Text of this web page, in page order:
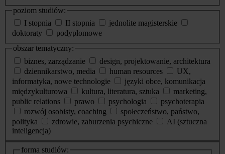
poziom studiów:
I stopnia
II stopnia
jednolite magisterskie
doktoraty
podyplomowe
obszar tematyczny:
biznes, zarządzanie
design, projektowanie, architektura
dziennikarstwo, media
human resources
UX,
informatyka, nowe technologie
języki obce, komunikacja
międzykulturowa
kultura, literatura, sztuka
marketing,
public relations
prawo psychologia
psychoterapia
rozwój osobisty, coaching
społeczeństwo, państwo,
polityka
zdrowie, zaburzenia psychiczne
AI (sztuczna
inteligencja)
dodatkowe
forma studiów: